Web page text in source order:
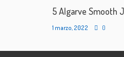
5 Algarve Smooth
1 marzo, 2022 0